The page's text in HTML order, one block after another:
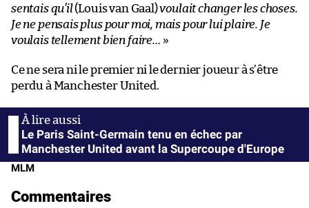
sentais qu’il(Louis van Gaal)voulait changer les choses.
Je ne pensais plus pour moi, mais pour lui plaire. Je
voulais tellement bien faire… »
Ce ne sera ni le premier ni le dernier joueur à s’être
perdu à Manchester United.
Le Paris Saint-Germain tenu en échec par
Manchester United avant la Supercoupe d'Europe
MLM
Commentaires